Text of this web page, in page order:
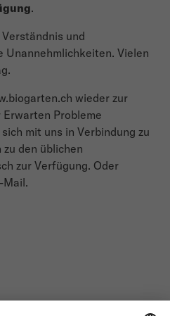
.
und
Unannehmlichkeiten. Vielen
wieder zur
Probleme
mit uns in Verbindung zu
den üblichen
zur Verfügung. Oder
Mail.